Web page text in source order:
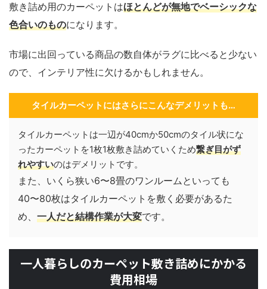
敷き詰め用のカーペットはほとんどが無地でベーシックな
色合いのものになります。
市場に出回っている商品の数自体がラグに比べると少ない
ので、インテリア性に欠けるかもしれません。
タイルカーペットにはさらにこんなデメリットも…
タイルカーペットは一辺が40cmか50cmのタイル状にな
ったカーペットを1枚1枚敷き詰めていくため繋ぎ目がず
れやすいのはデメリットです。
また、いくら狭い6〜8畳のワンルームといっても
40〜80枚はタイルカーペットを敷く必要があるた
め、 一人だと結構作業が大変です。
一人暮らしのカーペット敷き詰めにかかる
費用相場